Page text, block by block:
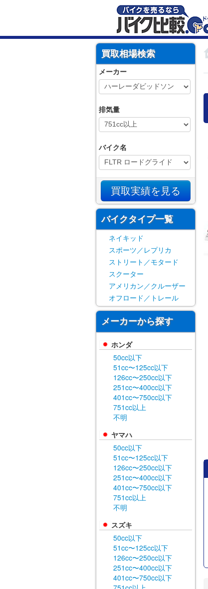
買取相場検索
メーカー
排気量
バイク名
バイクタイプ一覧
ネイキッド
スポーツ／レプリカ
ストリート／モタード
スクーター
アメリカン／クルーザー
オフロード／トレール
メーカーから探す
ホンダ
50cc以下
51cc〜125cc以下
126cc〜250cc以下
251cc〜400cc以下
401cc〜750cc以下
751cc以上
不明
ヤマハ
50cc以下
51cc〜125cc以下
126cc〜250cc以下
251cc〜400cc以下
401cc〜750cc以下
751cc以上
不明
スズキ
50cc以下
51cc〜125cc以下
126cc〜250cc以下
251cc〜400cc以下
401cc〜750cc以下